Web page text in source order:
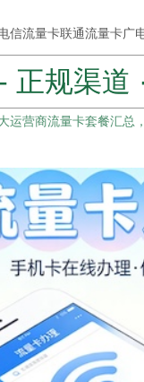
信流量卡联通流量卡广
正规渠道
运营商流量卡套餐汇